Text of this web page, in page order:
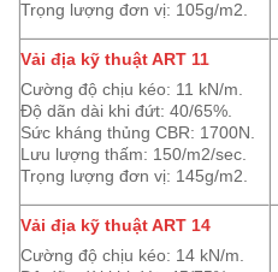
Trọng lượng đơn vị: 105g/m2.
Vải địa kỹ thuật ART 11
Cường độ chịu kéo: 11 kN/m.
Độ dãn dài khi đứt: 40/65%.
Sức kháng thủng CBR: 1700N.
Lưu lượng thấm: 150/m2/sec.
Trọng lượng đơn vị: 145g/m2.
Vải địa kỹ thuật ART 14
Cường độ chịu kéo: 14 kN/m.